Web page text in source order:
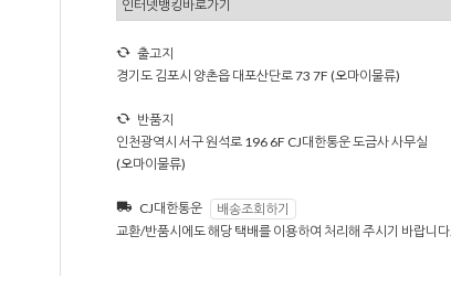
출고지
경기도 김포시 양촌읍 대포산단로 73 7F (오마이물류)
반품지
인천광역시 서구 원석로 196 6F CJ대한통운 도금사 사무실
(오마이물류)
CJ대한통운
배송조회하기
교환/반품시에도 해당 택배를 이용하여 처리해 주시기 바랍니다.